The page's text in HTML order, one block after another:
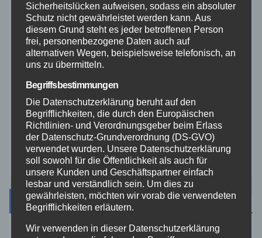
THW
Veranstaltungen
Video
Westerwald
Zoll
Archiv
Sicherheitslücken aufweisen, sodass ein absoluter
Schutz nicht gewährleistet werden kann. Aus
diesem Grund steht es jeder betroffenen Person
frei, personenbezogene Daten auch auf
alternativen Wegen, beispielsweise telefonisch, an
uns zu übermitteln.
Begriffsbestimmungen
Die Datenschutzerklärung beruht auf den
Begrifflichkeiten, die durch den Europäischen
Richtlinien- und Verordnungsgeber beim Erlass
der Datenschutz-Grundverordnung (DS-GVO)
verwendet wurden. Unsere Datenschutzerklärung
soll sowohl für die Öffentlichkeit als auch für
unsere Kunden und Geschäftspartner einfach
lesbar und verständlich sein. Um dies zu
gewährleisten, möchten wir vorab die verwendeten
Begrifflichkeiten erläutern.
Wir verwenden in dieser Datenschutzerklärung